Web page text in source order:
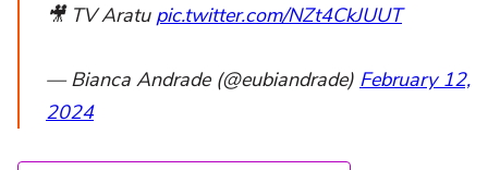
🎥 TV Aratu pic.twitter.com/NZt4CkJUUT
— Bianca Andrade (@eubiandrade) February 12,
2024